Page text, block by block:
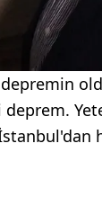
deprem.